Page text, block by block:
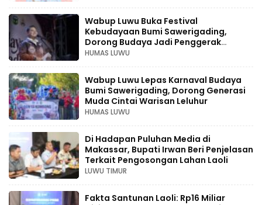
Wabup Luwu Buka Festival
Kebudayaan Bumi Sawerigading,
Dorong Budaya Jadi Penggerak
Ekonomi Kreatif
HUMAS LUWU
Wabup Luwu Lepas Karnaval Budaya
Bumi Sawerigading, Dorong Generasi
Muda Cintai Warisan Leluhur
HUMAS LUWU
Di Hadapan Puluhan Media di
Makassar, Bupati Irwan Beri Penjelasan
Terkait Pengosongan Lahan Laoli
LUWU TIMUR
Fakta Santunan Laoli: Rp16 Miliar